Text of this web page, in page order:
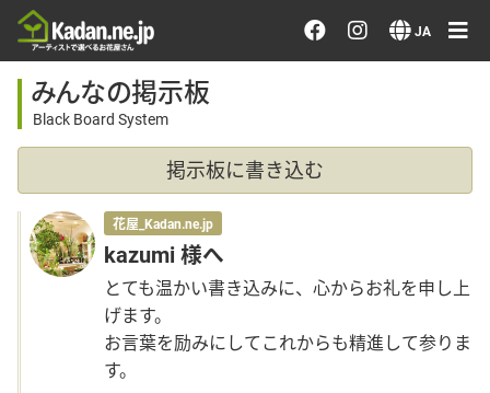
JA
お花を注文する・探す
おまかせ注文
最近のオーダー作品
アーティストで選ぶ
届けたい気持ちで選ぶ
みんなの掲示板
Black Board System
掲示板に書き込む
花屋_Kadan.ne.jp
kazumi 様へ
とても温かい書き込みに、心からお礼を申し上
げます。
お言葉を励みにしてこれからも精進して参りま
す。